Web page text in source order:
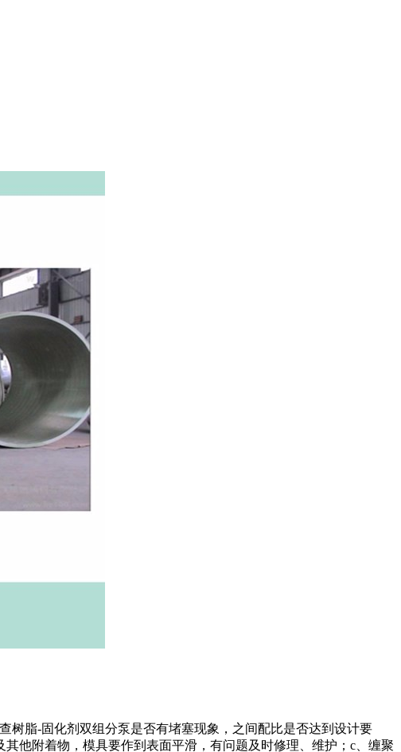
树脂-固化剂双组分泵是否有堵塞现象，之间配比是否达到设计要
他附着物，模具要作到表面平滑，有问题及时修理、维护；c、缠聚